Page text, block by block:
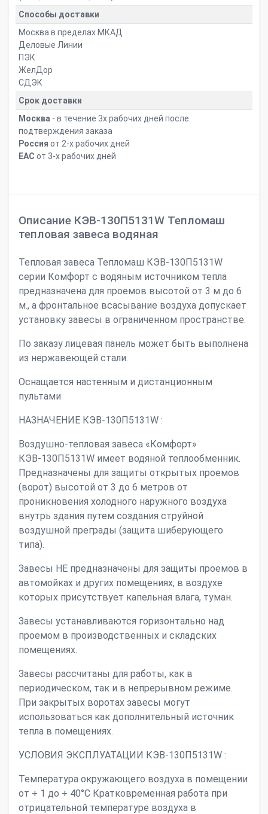
Способы доставки
Москва в пределах МКАД
Деловые Линии
ПЭК
ЖелДор
СДЭК
Срок доставки
Москва - в течение 3х рабочих дней после
подтверждения заказа
Россия от 2-х рабочих дней
ЕАС от 3-х рабочих дней
Описание КЭВ-130П5131W Тепломаш
тепловая завеса водяная
Тепловая завеса Тепломаш КЭВ-130П5131W
серии Комфорт с водяным источником тепла
предназначена для проемов высотой от 3 м до 6
м., а фронтальное всасывание воздуха допускает
установку завесы в ограниченном пространстве.
По заказу лицевая панель может быть выполнена
из нержавеющей стали.
Оснащается настенным и дистанционным
пультами
НАЗНАЧЕНИЕ КЭВ-130П5131W :
Воздушно-тепловая завеса «Комфорт»
КЭВ-130П5131W имеет водяной теплообменник.
Предназначены для защиты открытых проемов
(ворот) высотой от 3 до 6 метров от
проникновения холодного наружного воздуха
внутрь здания путем создания струйной
воздушной преграды (защита шиберующего
типа).
Завесы НЕ предназначены для защиты проемов в
автомойках и других помещениях, в воздухе
которых присутствует капельная влага, туман.
Завесы устанавливаются горизонтально над
проемом в производственных и складских
помещениях.
Завесы рассчитаны для работы, как в
периодическом, так и в непрерывном режиме.
При закрытых воротах завесы могут
использоваться как дополнительный источник
тепла в помещениях.
УСЛОВИЯ ЭКСПЛУАТАЦИИ КЭВ-130П5131W :
Температура окружающего воздуха в помещении
от + 1 до + 40°С Кратковременная работа при
отрицательной температуре воздуха в